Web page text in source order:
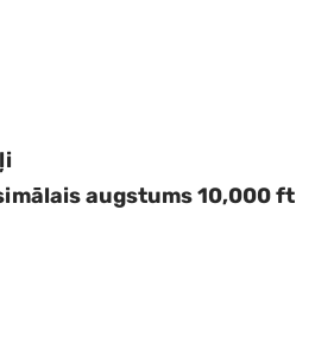
augstums 10,000 ft